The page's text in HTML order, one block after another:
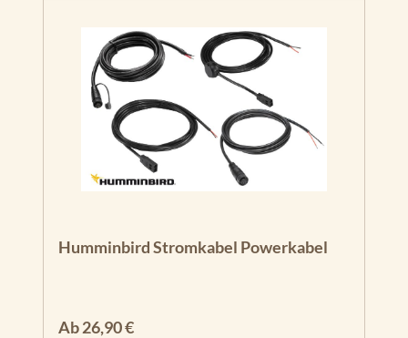
Humminbird Stromkabel Powerkabel
Regulärer Preis:
Ab26,90 €